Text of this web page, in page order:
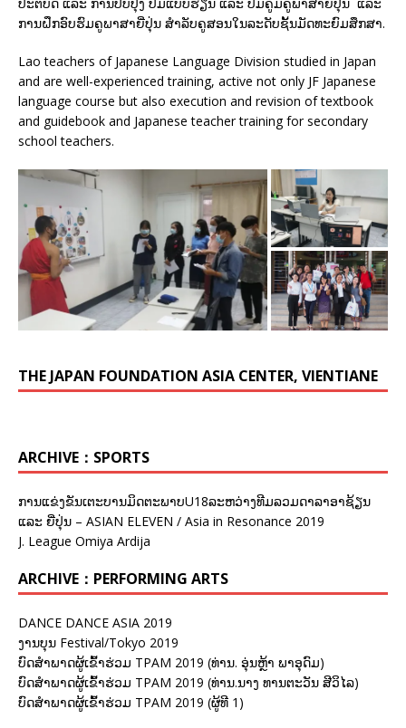
ການຝຶກອົບຮົມຄູພາສາຍີ່ປຸ່ນ ສຳລັບຄູສອນໃນລະດັບຊັ້ນມັດທະຍົມສຶກສາ.
Lao teachers of Japanese Language Division studied in Japan
and are well-experienced training, active not only JF Japanese
language course but also execution and revision of textbook
and guidebook and Japanese teacher training for secondary
school teachers.
THE JAPAN FOUNDATION ASIA CENTER, VIENTIANE
ARCHIVE：SPORTS
ການແຂ່ງຂັນເຕະບານມິດຕະພາບU18ລະຫວ່າງທີມລວມດາລາອາຊ້ຽນ
ແລະ ຍີ່ປຸ່ນ – ASIAN ELEVEN / Asia in Resonance 2019
J. League Omiya Ardija
ARCHIVE：PERFORMING ARTS
DANCE DANCE ASIA 2019
ງານບຸນ Festival/Tokyo 2019
ບົດສຳພາດຜູ້ເຂົ້າຮ່ວມ TPAM 2019 (ທ່ານ. ອຸ່ນຫຼ້າ ພາອຸດົມ)
ບົດສຳພາດຜູ້ເຂົ້າຮ່ວມ TPAM 2019 (ທ່ານ.ນາງ ທານຕະວັນ ສີວິໄລ)
ບົດສຳພາດຜູ້ເຂົ້າຮ່ວມ TPAM 2019 (ຜູ້ທີ 1)